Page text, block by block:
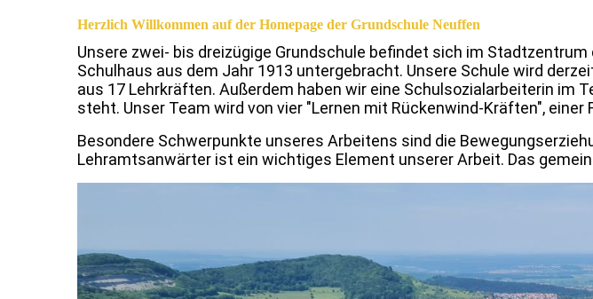
Herzlich Willkommen auf der Homepage der Grundschule Neuffen
Unsere zwei- bis dreizügige Grundschule befindet sich im Stadtzentrum
Schulhaus aus dem Jahr 1913 untergebracht. Unsere Schule wird
aus 17 Lehrkräften. Außerdem haben wir eine Schulsozialarbeiterin im
steht. Unser Team wird von vier "Lernen mit Rückenwind-Kräften",
Besondere Schwerpunkte unseres Arbeitens sind die
Lehramtsanwärter ist ein wichtiges Element unserer Arbeit. Das